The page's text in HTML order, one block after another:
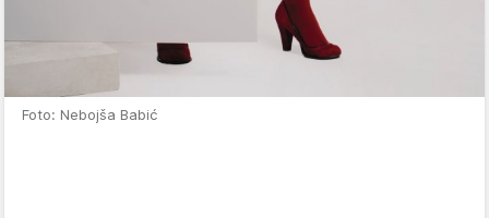
Foto: Nebojša Babić